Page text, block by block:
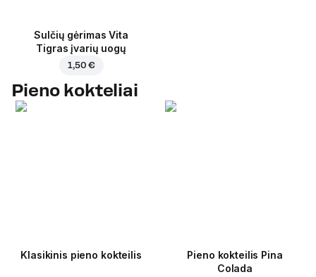
Sulčių gėrimas Vita
Tigras įvarių uogų
1,50 €
Pieno kokteliai
Klasikinis pieno kokteilis
Pieno kokteilis Pina
Colada